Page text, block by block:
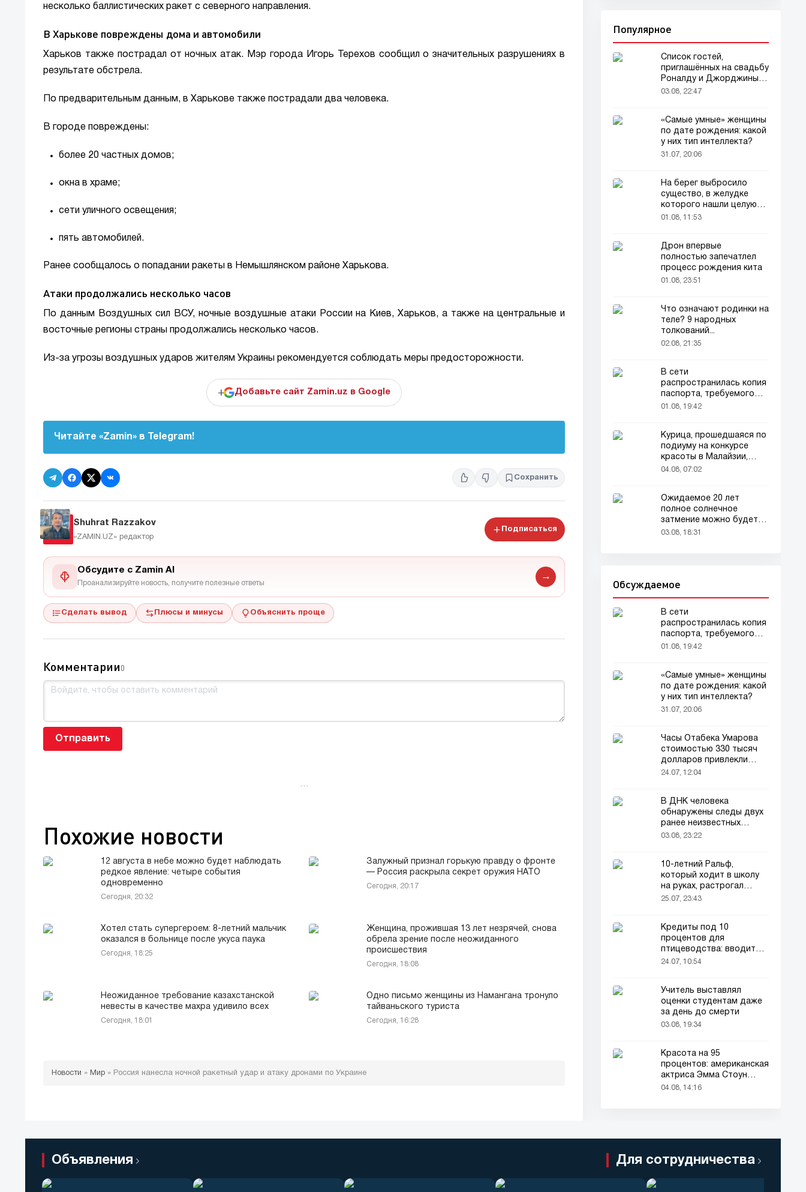
несколько баллистических ракет с северного направления.
В Харькове повреждены дома и автомобили
Харьков также пострадал от ночных атак. Мэр города Игорь Терехов сообщил о значительных разрушениях в
результате обстрела.
По предварительным данным, в Харькове также пострадали два человека.
В городе повреждены:
более 20 частных домов;
окна в храме;
сети уличного освещения;
пять автомобилей.
Ранее сообщалось о попадании ракеты в Немышлянском районе Харькова.
Атаки продолжались несколько часов
По данным Воздушных сил ВСУ, ночные воздушные атаки России на Киев, Харьков, а также на центральные и
восточные регионы страны продолжались несколько часов.
Из-за угрозы воздушных ударов жителям Украины рекомендуется соблюдать меры предосторожности.
+ Добавьте сайт Zamin.uz в Google
Читайте «Zamin» в Telegram!
Сохранить
Shuhrat Razzakov
«ZAMIN.UZ» редактор
Подписаться
Обсудите с Zamin AI
Проанализируйте новость, получите полезные ответы
→
Сделать вывод Плюсы и минусы Объяснить проще
Комментарии0
Отправить
…
Похожие новости
12 августа в небе можно будет наблюдать
редкое явление: четыре события
одновременно
Сегодня, 20:32
Залужный признал горькую правду о фронте
— Россия раскрыла секрет оружия НАТО
Сегодня, 20:17
Хотел стать супергероем: 8-летний мальчик
оказался в больнице после укуса паука
Сегодня, 18:25
Женщина, прожившая 13 лет незрячей, снова
обрела зрение после неожиданного
происшествия
Сегодня, 18:08
Неожиданное требование казахстанской
невесты в качестве махра удивило всех
Сегодня, 18:01
Одно письмо женщины из Намангана тронуло
тайваньского туриста
Сегодня, 16:28
Новости » Мир » Россия нанесла ночной ракетный удар и атаку дронами по Украине
Популярное
Список гостей,
приглашённых на свадьбу
Роналду и Джорджины,
вызвал ажиотаж
03.08, 22:47
«Самые умные» женщины
по дате рождения: какой
у них тип интеллекта?
31.07, 20:06
На берег выбросило
существо, в желудке
которого нашли целую
добычу
01.08, 11:53
Дрон впервые
полностью запечатлел
процесс рождения кита
01.08, 23:51
Что означают родинки на
теле? 9 народных
толкований...
02.08, 21:35
В сети
распространилась копия
паспорта, требуемого
для домашних животных
01.08, 19:42
Курица, прошедшаяся по
подиуму на конкурсе
красоты в Малайзии,
привлекла внимание
04.08, 07:02
Ожидаемое 20 лет
полное солнечное
затмение можно будет
наблюдать в августе
03.08, 18:31
Обсуждаемое
В сети
распространилась копия
паспорта, требуемого
для домашних животных
01.08, 19:42
«Самые умные» женщины
по дате рождения: какой
у них тип интеллекта?
31.07, 20:06
Часы Отабека Умарова
стоимостью 330 тысяч
долларов привлекли
всеобщее внимание в
24.07, 12:04
В ДНК человека
обнаружены следы двух
ранее неизвестных
предков
03.08, 23:22
10-летний Ральф,
который ходит в школу
на руках, растрогал
пользователей соцсетей
25.07, 23:43
Кредиты под 10
процентов для
птицеводства: вводится
новый порядок
24.07, 10:54
Учитель выставлял
оценки студентам даже
за день до смерти
03.08, 19:34
Красота на 95
процентов: американская
актриса Эмма Стоун
признана самой красивой
04.08, 14:16
Объявления Для сотрудничества